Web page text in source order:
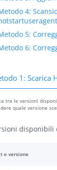
4:
5:
6:
1: Scarica
tra le versioni
quale versione
disponibili
e versione